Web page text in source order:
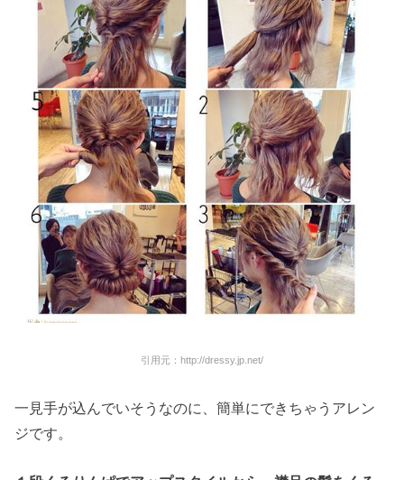
引用元：http://dressy.jp.net/
一見手が込んでいそうなのに、簡単にできちゃうアレン
ジです。